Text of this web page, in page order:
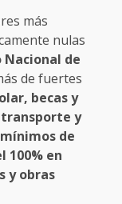
más
nulas
Nacional de
de fuertes
becas y
transporte y
de
100% en
y obras